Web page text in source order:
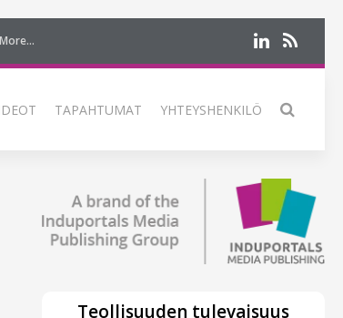
More...
TAPAHTUMAT YHTEYSHENKILÖ
Teollisuuden tulevaisuus